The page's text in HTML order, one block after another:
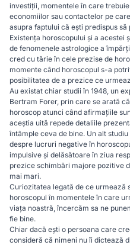
investiții, momentele în care
economiilor sau contactelor pe
asupra faptului că ești predispus
Existența horoscopului și a acestei
de fenomenele astrologice a
cred cu tărie în cele prezise de
momente când horoscopul s-a
posibilitatea de a prezice ce
Au existat chiar studii în 1948, un
Bertram Forer, prin care se arată
horoscop atunci când afirmațiile
aceștia uită repede detaliile
întâmple ceva de bine. Un alt
despre lucruri negative în
impulsive și delăsătoare în ziua
prezice schimbări majore pozitive
mai mari.
Curiozitatea legată de ce urmează
horoscopul în momentele în care
viața noastră, încercăm sa ne
fie bine.
Chiar dacă ești o persoana care
consideră că nimeni nu îi dictează